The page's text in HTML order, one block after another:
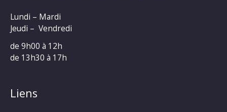
Lundi – Mardi
Jeudi – Vendredi
de 9h00 à 12h
de 13h30 à 17h
Liens